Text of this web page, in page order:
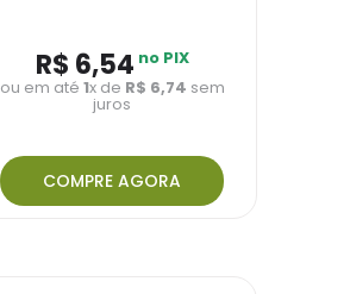
R$ 6,54 no PIX
ou em até 1x de R$ 6,74 sem
juros
COMPRE AGORA